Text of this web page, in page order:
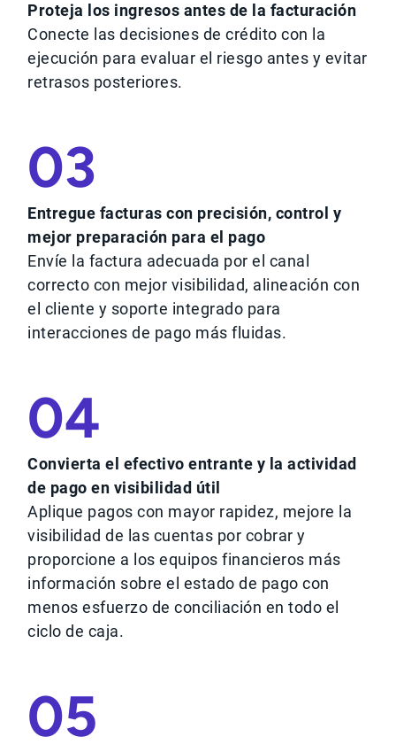
Proteja los ingresos antes de la facturación
Conecte las decisiones de crédito con la
ejecución para evaluar el riesgo antes y evitar
retrasos posteriores.
03
Entregue facturas con precisión, control y
mejor preparación para el pago
Envíe la factura adecuada por el canal
correcto con mejor visibilidad, alineación con
el cliente y soporte integrado para
interacciones de pago más fluidas.
04
Convierta el efectivo entrante y la actividad
de pago en visibilidad útil
Aplique pagos con mayor rapidez, mejore la
visibilidad de las cuentas por cobrar y
proporcione a los equipos financieros más
información sobre el estado de pago con
menos esfuerzo de conciliación en todo el
ciclo de caja.
05